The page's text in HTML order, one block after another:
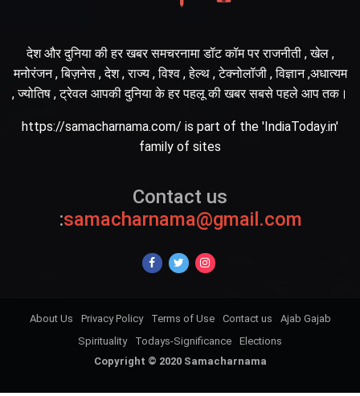
देश और दुनिया की हर खबर समचरनामा डॉट कॉम पर राजनीती , खेल ,
मनोरंजन , बिज़नेस , देश , राज्य , विश्व , हेल्थ , टेक्नोलॉजी , विज्ञान ,अधात्यम
, ज्योतिष , ट्रेवल आपकी दुनिया के हर पहलू की खबर सबसे पहले आप तक।
https://samacharnama.com/ is part of the 'IndiaToday.in'
family of sites
Contact us
:samacharnama@gmail.com
Copyright © 2020 Samacharnama
About Us Privacy Policy Terms of Use Contact us
Ajab Gajab
Spirituality
Todays-Significance Elections